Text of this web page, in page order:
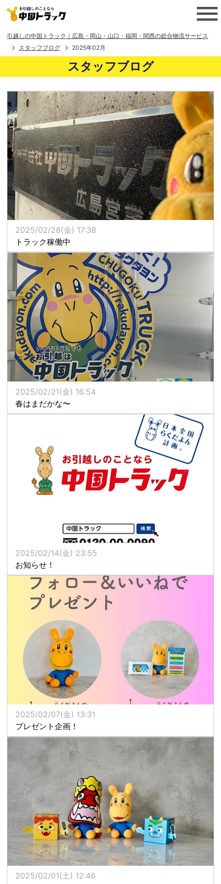
引越しの中国トラック｜広島・岡山・山口・福岡・関西の総合物流サービス
スタッフブログ
2025年02月
スタッフブログ
2025/02/28(金) 17:38
トラック稼働中
2025/02/21(金) 16:54
春はまだかな〜
2025/02/14(金) 23:55
お知らせ！
2025/02/07(金) 13:31
プレゼント企画！
2025/02/01(土) 12:46